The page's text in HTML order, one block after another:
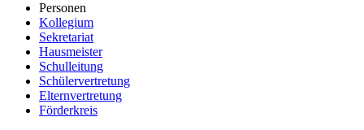
Personen
Kollegium
Sekretariat
Hausmeister
Schulleitung
Schülervertretung
Elternvertretung
Förderkreis